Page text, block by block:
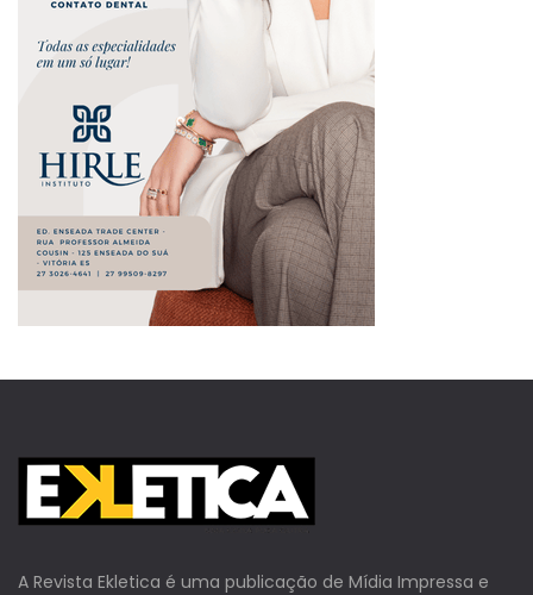
A Revista Ekletica é uma publicação de Mídia Impressa e